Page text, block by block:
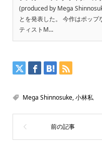
(produced by Mega
とを発表した。 今作はポッ
ティストM...
Mega Shinnosuke,小林私